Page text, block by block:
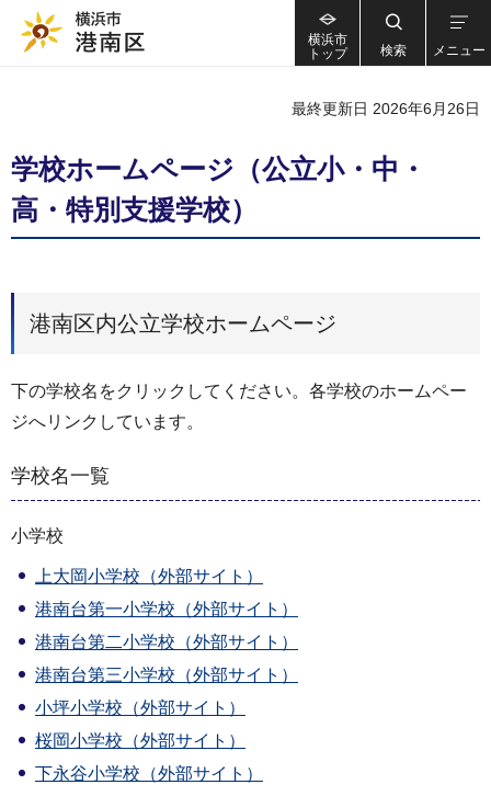
横浜市
トップ
検索 メニュー
最終更新日 2026年6月26日
学校ホームページ（公立小・中・
高・特別支援学校）
港南区内公立学校ホームページ
下の学校名をクリックしてください。各学校のホームペー
ジへリンクしています。
学校名一覧
小学校
上大岡小学校（外部サイト）
港南台第一小学校（外部サイト）
港南台第二小学校（外部サイト）
港南台第三小学校（外部サイト）
小坪小学校（外部サイト）
桜岡小学校（外部サイト）
下永谷小学校（外部サイト）